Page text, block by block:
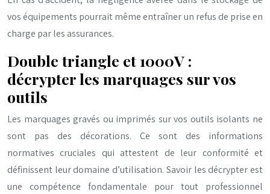
vos équipements pourrait même entraîner un refus de prise en
charge par les assurances.
Double triangle et 1000V :
décrypter les marquages sur vos
outils
Les marquages gravés ou imprimés sur vos outils isolants ne
sont pas des décorations. Ce sont des informations
normatives cruciales qui attestent de leur conformité et
définissent leur domaine d’utilisation. Savoir les décrypter est
une compétence fondamentale pour tout professionnel